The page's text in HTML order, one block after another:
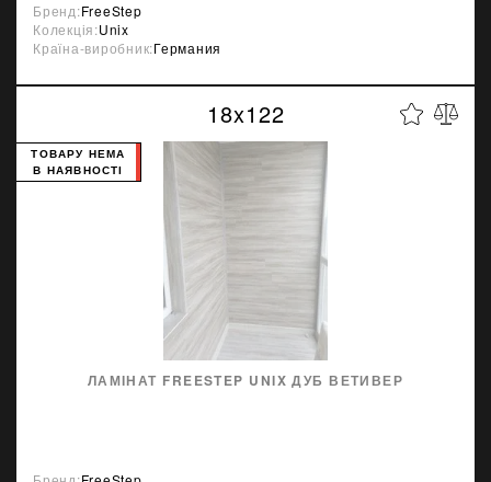
Бренд:FreeStep
Колекція:Unix
Країна-виробник:Германия
18x122
ЛАМІНАТ FREESTEP UNIX ДУБ ВЕТИВЕР
ТОВАРУ НЕМА
В НАЯВНОСТІ